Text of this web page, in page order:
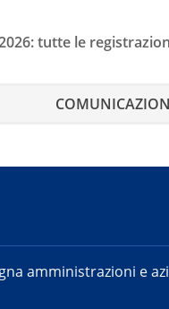
tutte le
amministrazioni e